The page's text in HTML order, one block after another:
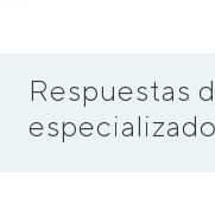
Respuestas